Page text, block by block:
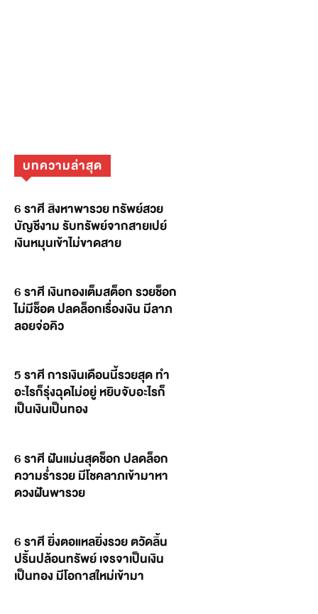
บทความล่าสุด
6 ราศี สิงหาพารวย ทรัพย์สวย
บัญชีงาม รับทรัพย์จากสายเปย์
เงินหมุนเข้าไม่ขาดสาย
6 ราศี เงินทองเต็มสต็อก รวยช็อก
ไม่มีช็อต ปลดล็อกเรื่องเงิน มีลาภ
ลอยจ่อคิว
5 ราศี การเงินเดือนนี้รวยสุด ทำ
อะไรก็รุ่งฉุดไม่อยู่ หยิบจับอะไรก็
เป็นเงินเป็นทอง
6 ราศี ฝันแม่นสุดช็อก ปลดล็อก
ความร่ำรวย มีโชคลาภเข้ามาหา
ดวงฝันพารวย
6 ราศี ยิ่งตอแหลยิ่งรวย ตวัดลิ้น
ปริ้นปล้อนทรัพย์ เจรจาเป็นเงิน
เป็นทอง มีโอกาสใหม่เข้ามา